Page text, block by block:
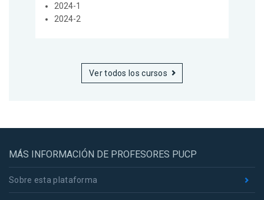
2024-1
2024-2
Ver todos los cursos
MÁS INFORMACIÓN DE PROFESORES PUCP
Sobre esta plataforma